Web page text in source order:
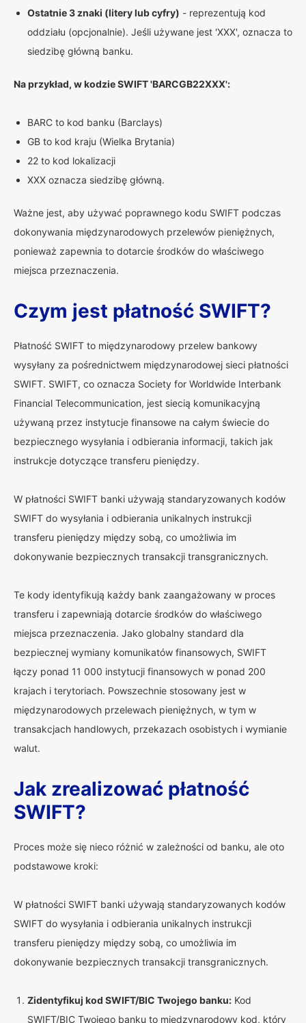
Ostatnie 3 znaki (litery lub cyfry) - reprezentują kod
oddziału (opcjonalnie). Jeśli używane jest 'XXX', oznacza to
siedzibę główną banku.
Na przykład, w kodzie SWIFT 'BARCGB22XXX':
BARC to kod banku (Barclays)
GB to kod kraju (Wielka Brytania)
22 to kod lokalizacji
XXX oznacza siedzibę główną.
Ważne jest, aby używać poprawnego kodu SWIFT podczas
dokonywania międzynarodowych przelewów pieniężnych,
ponieważ zapewnia to dotarcie środków do właściwego
miejsca przeznaczenia.
Czym jest płatność SWIFT?
Płatność SWIFT to międzynarodowy przelew bankowy
wysyłany za pośrednictwem międzynarodowej sieci płatności
SWIFT. SWIFT, co oznacza Society for Worldwide Interbank
Financial Telecommunication, jest siecią komunikacyjną
używaną przez instytucje finansowe na całym świecie do
bezpiecznego wysyłania i odbierania informacji, takich jak
instrukcje dotyczące transferu pieniędzy.
W płatności SWIFT banki używają standaryzowanych kodów
SWIFT do wysyłania i odbierania unikalnych instrukcji
transferu pieniędzy między sobą, co umożliwia im
dokonywanie bezpiecznych transakcji transgranicznych.
Te kody identyfikują każdy bank zaangażowany w proces
transferu i zapewniają dotarcie środków do właściwego
miejsca przeznaczenia. Jako globalny standard dla
bezpiecznej wymiany komunikatów finansowych, SWIFT
łączy ponad 11 000 instytucji finansowych w ponad 200
krajach i terytoriach. Powszechnie stosowany jest w
międzynarodowych przelewach pieniężnych, w tym w
transakcjach handlowych, przekazach osobistych i wymianie
walut.
Jak zrealizować płatność
SWIFT?
Proces może się nieco różnić w zależności od banku, ale oto
podstawowe kroki:
W płatności SWIFT banki używają standaryzowanych kodów
SWIFT do wysyłania i odbierania unikalnych instrukcji
transferu pieniędzy między sobą, co umożliwia im
dokonywanie bezpiecznych transakcji transgranicznych.
Zidentyfikuj kod SWIFT/BIC Twojego banku: Kod
SWIFT/BIC Twojego banku to międzynarodowy kod, który